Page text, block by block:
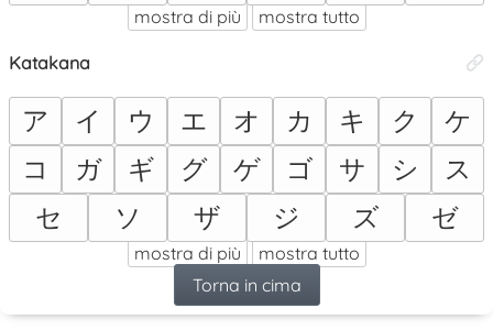
mostra di più mostra tutto
Katakana
ア イ ウ エ オ カ キ ク
ケ
コ
ガ ギ グ ゲ ゴ サ シ
ス
セ
ソ ザ ジ ズ ゼ
mostra di più
mostra tutto
Torna in cima